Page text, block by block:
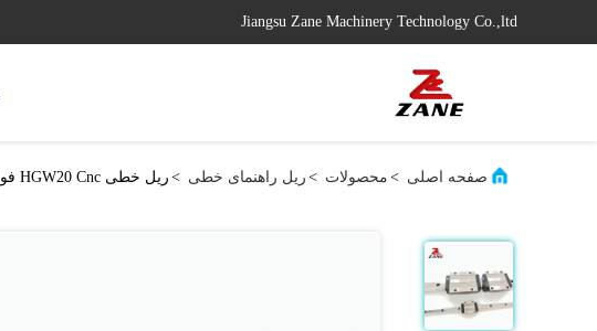
Jiangsu Zane Machinery Technology Co.,ltd
صفحه اصلی > محصولات > ریل راهنمای خطی > ریل خطی HGW20 Cnc فولاد ضد زنگ 3000 میلی متر ISO ریل خطی